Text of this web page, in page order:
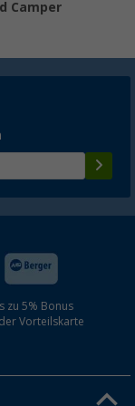
Camper
zu 5% Bonus
Vorteilskarte